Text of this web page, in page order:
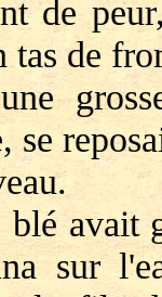
de
tas de
se
avait
sur